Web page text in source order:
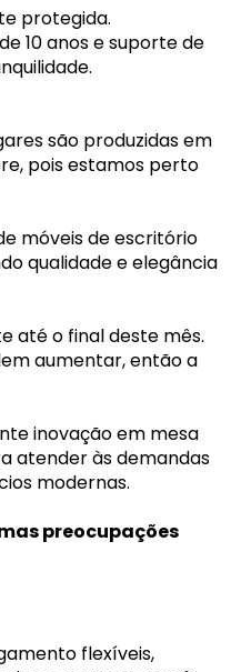
protegida.
10 anos e suporte de
são produzidas em
pois estamos perto
móveis de escritório
qualidade e elegância
até o final deste mês.
aumentar, então a
inovação em mesa
atender às demandas
modernas.
preocupações
flexíveis,